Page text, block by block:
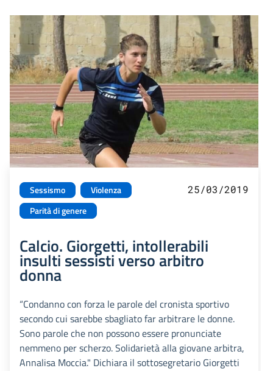
Sessismo
Violenza
Parità di genere
25/03/2019
Calcio. Giorgetti, intollerabili
insulti sessisti verso arbitro
donna
“Condanno con forza le parole del cronista sportivo
secondo cui sarebbe sbagliato far arbitrare le donne.
Sono parole che non possono essere pronunciate
nemmeno per scherzo. Solidarietà alla giovane arbitra,
Annalisa Moccia." Dichiara il sottosegretario Giorgetti